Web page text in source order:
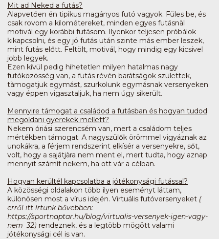
Mit ad Neked a futás?
Alapvetően én tipikus magányos futó vagyok. Füles be, és
csak rovom a kilométereket, minden egyes futásnàl
motivál egy korábbi futásom. Ilyenkor teljesen próbálok
kikapcsolni, és egy jó futás után szinte más ember leszek,
mint futás előtt. Feltölt, motivál, hogy mindig egy kicsivel
jobb legyek.
Ezen kívül pedig hihetetlen milyen hatalmas nagy
futóközösség van, a futás révén barátságok születtek,
tàmogatjuk egymást, szurkolunk egymásnak versenyeken
vagy éppen vigasztaljuk, ha nem úgy sikerült.
Mennyire támogat a családod a futásban és hogyan tudod
megoldani gyerekek mellett?
Nekem óriási szerencsém van, mert a családom teljes
mértékben támogat. A nagyszülők örömmel vigyáznak az
unokákra, a férjem rendszerint elkísér a versenyekre, sőt,
volt, hogy a sajátjàra nem ment el, mert tudta, hogy aznap
mennyit számít nekem, ha ott vár a célban.
Hogyan kerültél kapcsolatba a jótékonysági futással?
A közösségi oldalakon több ilyen eseményt láttam,
különösen most a vírus idején. Virtuális futóversenyeket (
erről itt írtunk bővebben:
https://sportnaptar.hu/blog/virtualis-versenyek-igen-vagy-
nem_32) rendeznek, és a legtöbb mögött valami
jótékonysági cél is van.